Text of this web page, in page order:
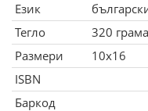
Език
Тегло
320 грама
Размери
10x16
ISBN
Баркод